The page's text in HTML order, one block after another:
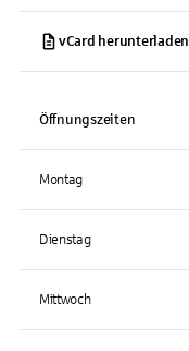
vCard herunterladen
Öffnungszeiten
Montag
Dienstag
Mittwoch